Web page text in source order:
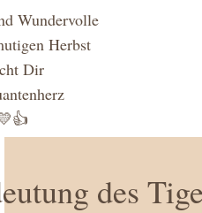
Wundervolle
Herbst
Dir
des